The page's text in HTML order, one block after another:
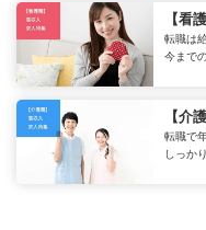
【看
転職は
今まで
【介
転職で
しっか